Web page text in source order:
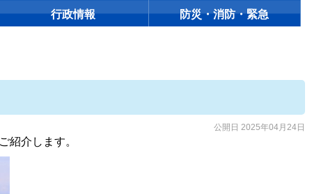
行政情報 防災・消防・緊急
公開日 2025年04月24日
紹介します。